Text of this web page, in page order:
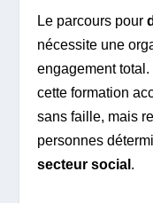
Le parcours pour
nécessite une
engagement
cette formation
sans faille, mais
personnes
secteur social .